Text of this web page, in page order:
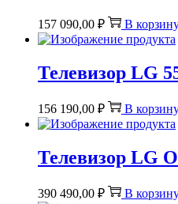
157 090,00 ₽ В
Телевизор LG
156 190,00 ₽ В
Телевизор LG
390 490,00 ₽ В